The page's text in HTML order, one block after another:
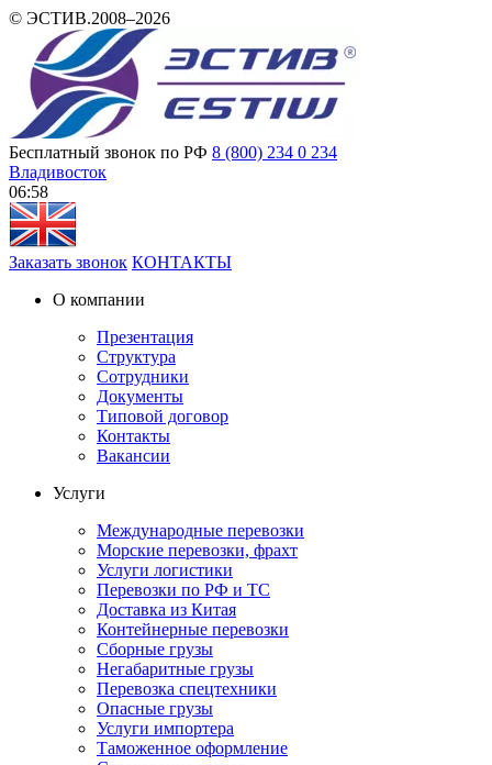
© ЭСТИВ.2008–2026
Бесплатный звонок по РФ 8 (800) 234 0 234
Владивосток
06 58
Заказать звонок КОНТАКТЫ
О компании
Презентация
Структура
Сотрудники
Документы
Типовой договор
Контакты
Вакансии
Услуги
Международные перевозки
Морские перевозки, фрахт
Услуги логистики
Перевозки по РФ и ТС
Доставка из Китая
Контейнерные перевозки
Сборные грузы
Негабаритные грузы
Перевозка спецтехники
Опасные грузы
Услуги импортера
Таможенное оформление